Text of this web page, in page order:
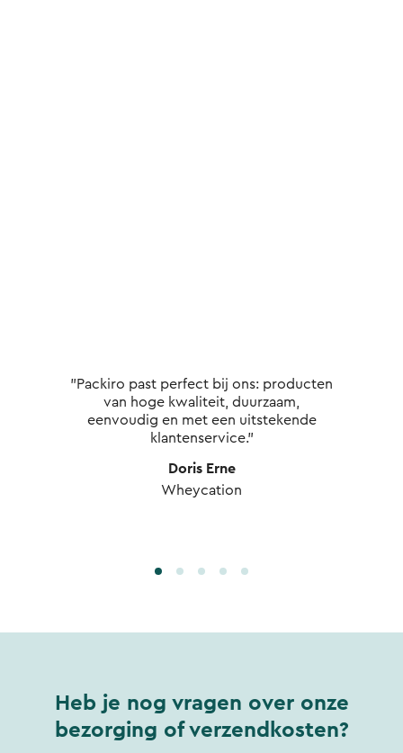
"Packiro past perfect bij ons: producten
van hoge kwaliteit, duurzaam,
eenvoudig en met een uitstekende
klantenservice."
Doris Erne
Wheycation
Heb je nog vragen over onze
bezorging of verzendkosten?